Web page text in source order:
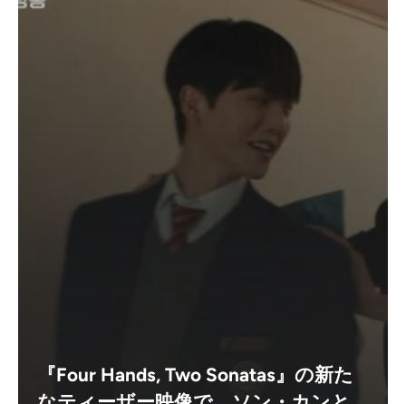
『Four Hands, Two Sonatas』の新た